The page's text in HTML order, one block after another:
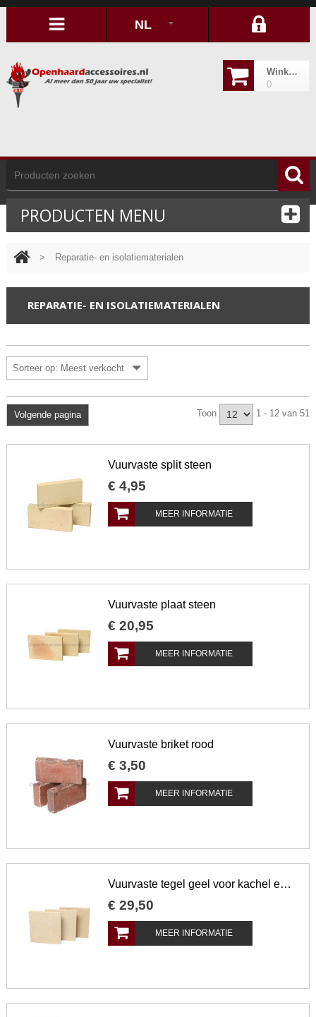
Winkelwagen
0
NL
PRODUCTEN MENU
> Reparatie- en isolatiematerialen
REPARATIE- EN ISOLATIEMATERIALEN
Sorteer op: Meest verkocht
Volgende pagina Toon 1 - 12 van 51
Vuurvaste split steen
€ 4,95
MEER INFORMATIE
Vuurvaste plaat steen
€ 20,95
MEER INFORMATIE
Vuurvaste briket rood
€ 3,50
MEER INFORMATIE
Vuurvaste tegel geel voor kachel en open haard
€ 29,50
MEER INFORMATIE